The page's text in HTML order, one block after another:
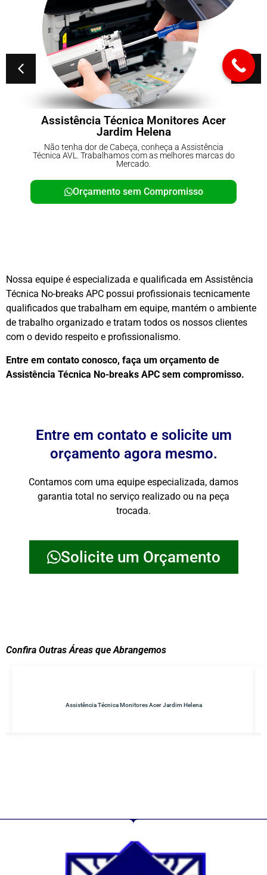
Assistência Técnica Monitores Acer
Jardim Helena
Não tenha dor de Cabeça, conheça a Assistência
Técnica AVL. Trabalhamos com as melhores marcas do
Mercado.
Orçamento sem Compromisso
Nossa equipe é especializada e qualificada em Assistência
Técnica No-breaks APC possui profissionais tecnicamente
qualificados que trabalham em equipe, mantém o ambiente
de trabalho organizado e tratam todos os nossos clientes
com o devido respeito e profissionalismo.
Entre em contato conosco, faça um orçamento de
Assistência Técnica No-breaks APC sem compromisso.
Entre em contato e solicite um
orçamento agora mesmo.
Contamos com uma equipe especializada, damos
garantia total no serviço realizado ou na peça
trocada.
Solicite um Orçamento
Confira Outras Áreas que Abrangemos
Assistência Técnica Monitores Acer Jardim Helena